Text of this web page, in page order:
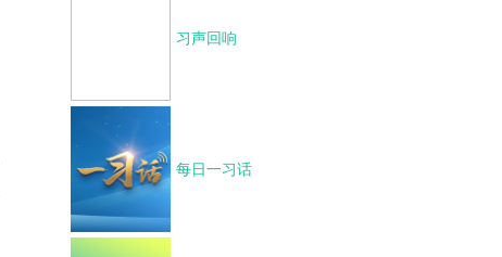
习声回响
每日一习话